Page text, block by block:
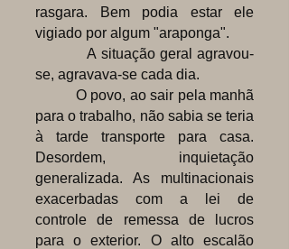
rasgara. Bem podia estar ele
vigiado por algum "araponga".
A situação geral agravou-
se, agravava-se cada dia.
O povo, ao sair pela manhã
para o trabalho, não sabia se teria
à tarde transporte para casa.
Desordem, inquietação
generalizada. As multinacionais
exacerbadas com a lei de
controle de remessa de lucros
para o exterior. O alto escalão